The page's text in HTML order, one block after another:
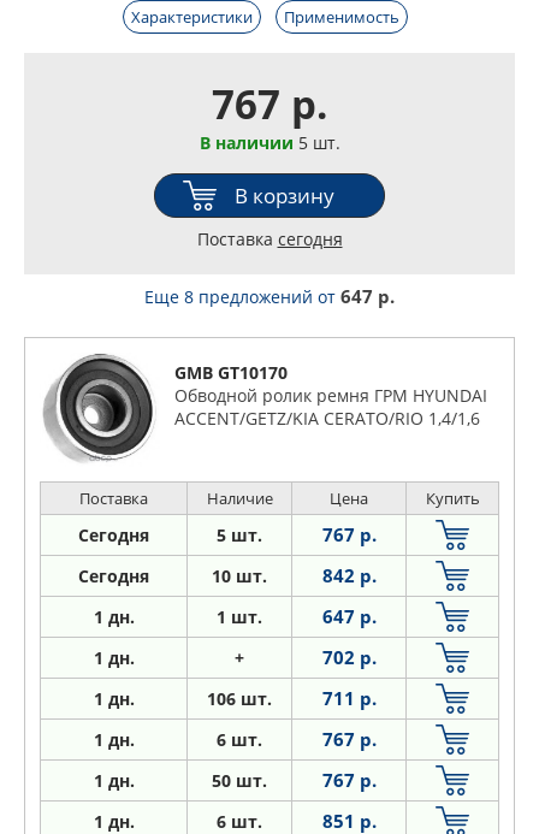
Характеристики Применимость
767 р.
В наличии 5 шт.
В корзину
Поставка сегодня
Еще 8 предложений от 647 р.
GMB GT10170
Обводной ролик ремня ГРМ HYUNDAI
ACCENT/GETZ/KIA CERATO/RIO 1,4/1,6
Поставка Наличие Цена Купить
Сегодня 5 шт. 767 р.
Сегодня 10 шт. 842 р.
1 дн. 1 шт. 647 р.
1 дн. + 702 р.
1 дн. 106 шт. 711 р.
1 дн. 6 шт. 767 р.
1 дн. 50 шт. 767 р.
1 дн. 6 шт. 851 р.